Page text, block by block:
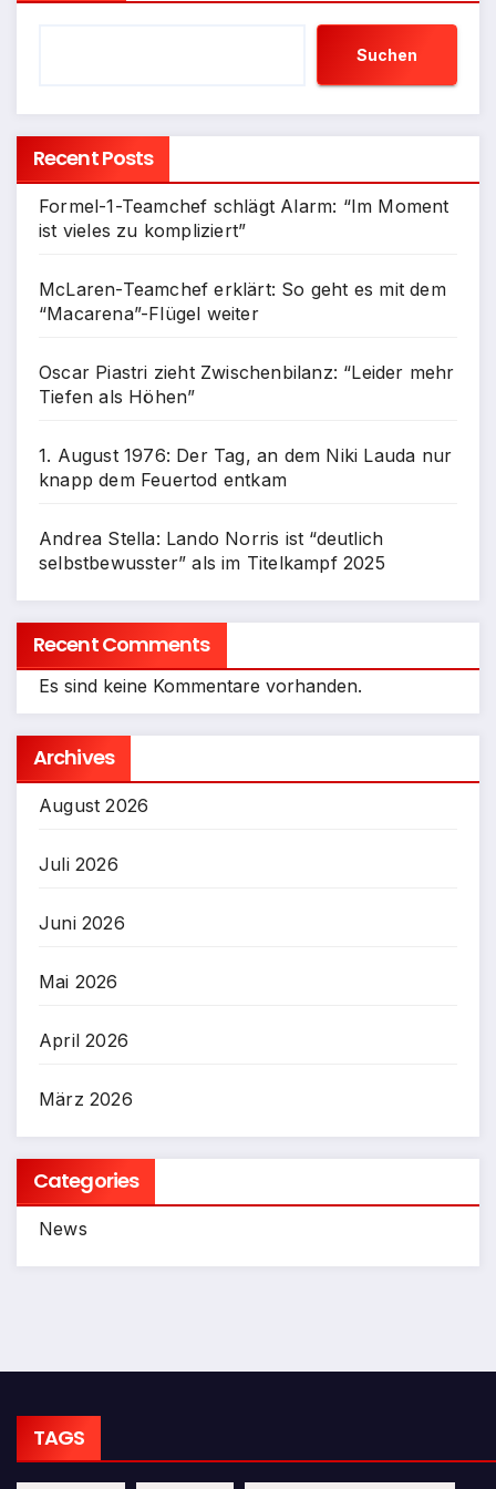
Suchen
Recent Posts
Formel-1-Teamchef schlägt Alarm: “Im Moment
ist vieles zu kompliziert”
McLaren-Teamchef erklärt: So geht es mit dem
“Macarena”-Flügel weiter
Oscar Piastri zieht Zwischenbilanz: “Leider mehr
Tiefen als Höhen”
1. August 1976: Der Tag, an dem Niki Lauda nur
knapp dem Feuertod entkam
Andrea Stella: Lando Norris ist “deutlich
selbstbewusster” als im Titelkampf 2025
Recent Comments
Es sind keine Kommentare vorhanden.
Archives
August 2026
Juli 2026
Juni 2026
Mai 2026
April 2026
März 2026
Categories
News
TAGS